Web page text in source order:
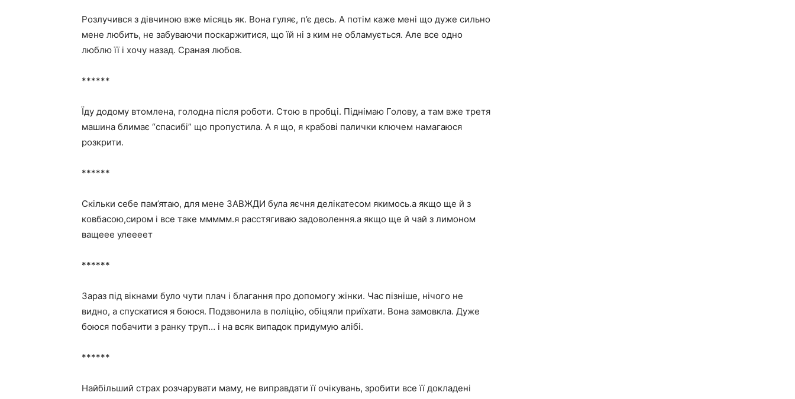
Розлучився з дівчиною вже місяць як. Вона гуляє, п’є десь. А потім каже мені що дуже сильно
мене любить, не забуваючи поскаржитися, що їй ні з ким не обламується. Але все одно
люблю її і хочу назад. Сраная любов.
******
Їду додому втомлена, голодна після роботи. Стою в пробці. Піднімаю Голову, а там вже третя
машина блимає “спасибі” що пропустила. А я що, я крабові палички ключем намагаюся
розкрити.
******
Скільки себе пам’ятаю, для мене ЗАВЖДИ була яєчня делікатесом якимось.а якщо ще й з
ковбасою,сиром і все таке ммммм.я расстягиваю задоволення.а якщо ще й чай з лимоном
ващеее улеееет
******
Зараз під вікнами було чути плач і благання про допомогу жінки. Час пізніше, нічого не
видно, а спускатися я боюся. Подзвонила в поліцію, обіцяли приїхати. Вона замовкла. Дуже
боюся побачити з ранку труп… і на всяк випадок придумую алібі.
******
Найбільший страх розчарувати маму, не виправдати її очікувань, зробити все її докладені